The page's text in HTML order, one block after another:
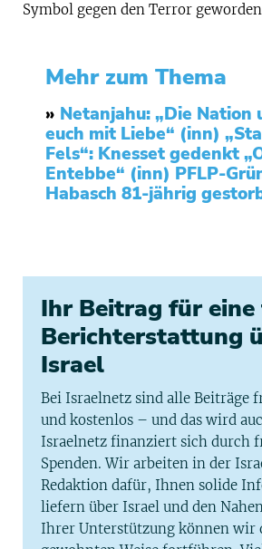
Symbol gegen den Terror
Mehr zum Thema
» Netanjahu: „Die Nation
euch mit Liebe“ (inn)
Fels“: Knesset gedenkt
Entebbe“ (inn) PFLP-
Habasch 81-jährig
Ihr Beitrag für eine
Berichterstattung
Israel
Bei Israelnetz sind alle Beiträge
und kostenlos – und das wird
Israelnetz finanziert sich durch
Spenden. Wir arbeiten in der
Redaktion dafür, Ihnen solide
liefern über Israel und den
Ihrer Unterstützung können wir